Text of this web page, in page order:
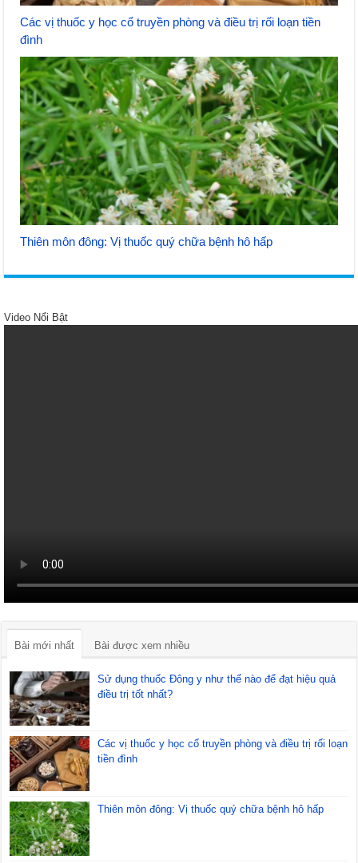
Các vị thuốc y học cổ truyền phòng và điều trị rối loạn tiền
đình
Thiên môn đông: Vị thuốc quý chữa bệnh hô hấp
Video Nổi Bật
Bài mới nhất Bài được xem nhiều
Sử dụng thuốc Đông y như thế nào để đạt hiệu quả
điều trị tốt nhất?
Các vị thuốc y học cổ truyền phòng và điều trị rối loạn
tiền đình
Thiên môn đông: Vị thuốc quý chữa bệnh hô hấp